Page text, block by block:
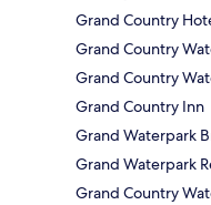
Grand Country
Grand Country
Grand Country
Grand Country Inn
Grand Waterpark
Grand Waterpark
Grand Country